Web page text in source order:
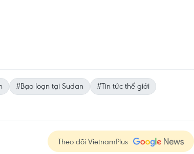
#Bạo loạn tại Sudan
#Tin tức thế giới
Theo dõi VietnamPlus